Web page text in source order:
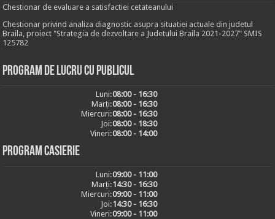
Chestionar de evaluare a satisfactiei cetateanului
Chestionar privind analiza diagnostic asupra situatiei actuale din judetul
Braila, proiect "Strategia de dezvoltare a Judetului Braila 2021-2027" SMIS
125782
Program de lucru cu publicul
Luni:08:00 - 16:30
Marți:08:00 - 16:30
Miercuri:08:00 - 16:30
Joi:08:00 - 18:30
Vineri:08:00 - 14:00
Program casierie
Luni:09:00 - 11:00
Marți:14:30 - 16:30
Miercuri:09:00 - 11:00
Joi:14:30 - 16:30
Vineri:09:00 - 11:00